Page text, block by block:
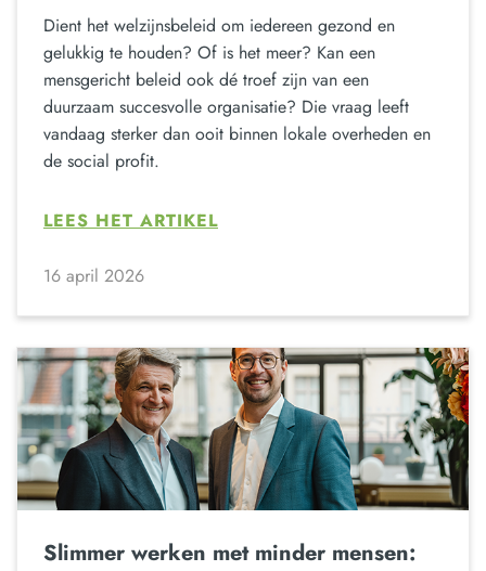
Dient het welzijnsbeleid om iedereen gezond en
gelukkig te houden? Of is het meer? Kan een
mensgericht beleid ook dé troef zijn van een
duurzaam succesvolle organisatie? Die vraag leeft
vandaag sterker dan ooit binnen lokale overheden en
de social profit.
LEES HET ARTIKEL
16 april 2026
Slimmer werken met minder mensen: